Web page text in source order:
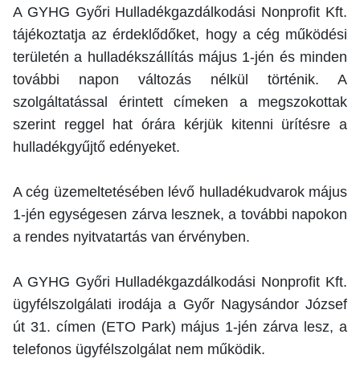
A GYHG Győri Hulladékgazdálkodási Nonprofit Kft.
tájékoztatja az érdeklődőket, hogy a cég működési
területén a hulladékszállítás május 1-jén és minden
további napon változás nélkül történik. A
szolgáltatással érintett címeken a megszokottak
szerint reggel hat órára kérjük kitenni ürítésre a
hulladékgyűjtő edényeket.
A cég üzemeltetésében lévő hulladékudvarok május
1-jén egységesen zárva lesznek, a további napokon
a rendes nyitvatartás van érvényben.
A GYHG Győri Hulladékgazdálkodási Nonprofit Kft.
ügyfélszolgálati irodája a Győr Nagysándor József
út 31. címen (ETO Park) május 1-jén zárva lesz, a
telefonos ügyfélszolgálat nem működik.